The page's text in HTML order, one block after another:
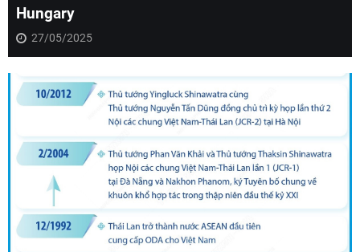
Hungary
27/05/2025